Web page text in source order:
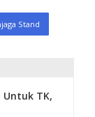
Stand
TK,